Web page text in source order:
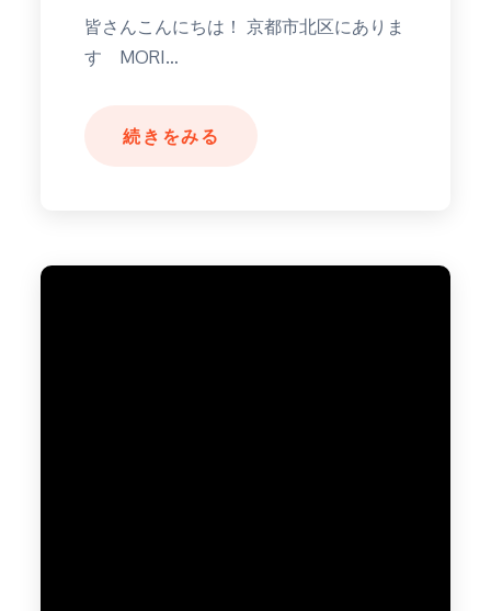
皆さんこんにちは！ 京都市北区にありま
す MORI…
続きをみる